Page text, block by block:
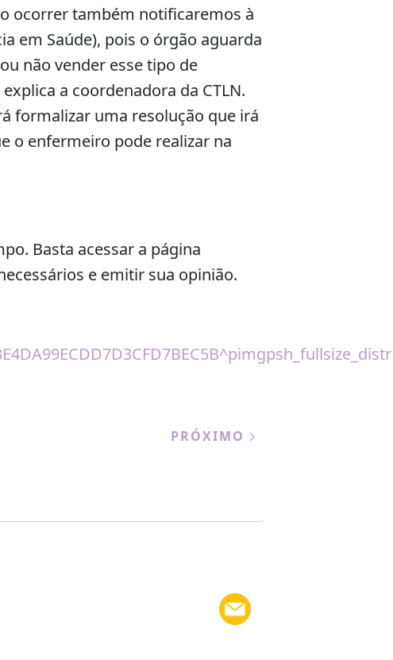
ocorrer também notificaremos à
em Saúde), pois o órgão aguarda
não vender esse tipo de
a coordenadora da CTLN.
formalizar uma resolução que irá
o enfermeiro pode realizar na
Basta acessar a página
e emitir sua opinião.
PRÓXIMO